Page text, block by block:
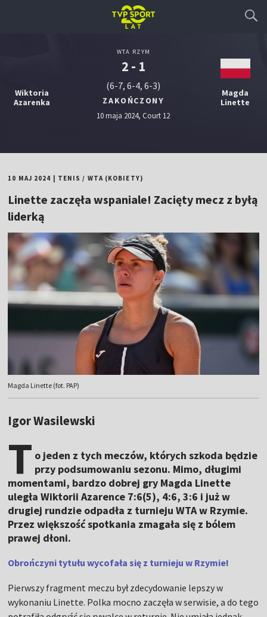
Wiktoria
Azarenka
WTA RZYM
2 - 1
(6-7, 6-4, 6-3)
ZAKOŃCZONY
10 maja 2024, Court 12
Magda
Linette
10 MAJ 2024 TENIS / WTA (KOBIETY)
Linette zaczęła wspaniale! Zacięty mecz z byłą
liderką
Magda Linette (fot. PAP)
Igor Wasilewski
T o jeden z tych meczów, których szkoda będzie
przy podsumowaniu sezonu. Mimo, długimi
momentami, bardzo dobrej gry Magda Linette
uległa Wiktorii Azarence 7:6(5), 4:6, 3:6 i już w
drugiej rundzie odpadła z turnieju WTA w Rzymie.
Przez większość spotkania zmagała się z bólem
prawej dłoni.
Obrończyni tytułu wycofała się z turnieju w Rzymie!
Pierwszy fragment meczu był zdecydowanie lepszy w
wykonaniu Linette. Polka mocno zaczęła w serwisie, a do tego